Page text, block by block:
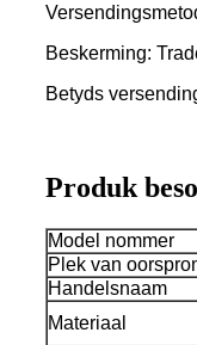
Beskerming:
Betyds
Produk
Model nommer
Plek van
Handelsnaam
Materiaal